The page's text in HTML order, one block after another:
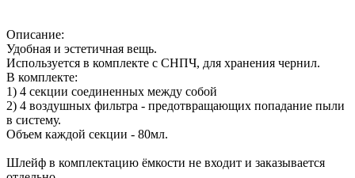
Описание:
Удобная и эстетичная вещь.
Используется в комплекте с СНПЧ, для хранения чернил.
В комплекте:
1) 4 секции соединенных между собой
2) 4 воздушных фильтра - предотвращающих попадание пыли
в систему.
Объем каждой секции - 80мл.
Шлейф в комплектацию ёмкости не входит и заказывается